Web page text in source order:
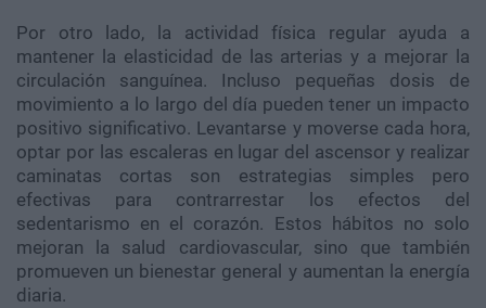
Por otro lado, la actividad física regular ayuda a
mantener la elasticidad de las arterias y a mejorar la
circulación sanguínea. Incluso pequeñas dosis de
movimiento a lo largo del día pueden tener un impacto
positivo significativo. Levantarse y moverse cada hora,
optar por las escaleras en lugar del ascensor y realizar
caminatas cortas son estrategias simples pero
efectivas para contrarrestar los efectos del
sedentarismo en el corazón. Estos hábitos no solo
mejoran la salud cardiovascular, sino que también
promueven un bienestar general y aumentan la energía
diaria.